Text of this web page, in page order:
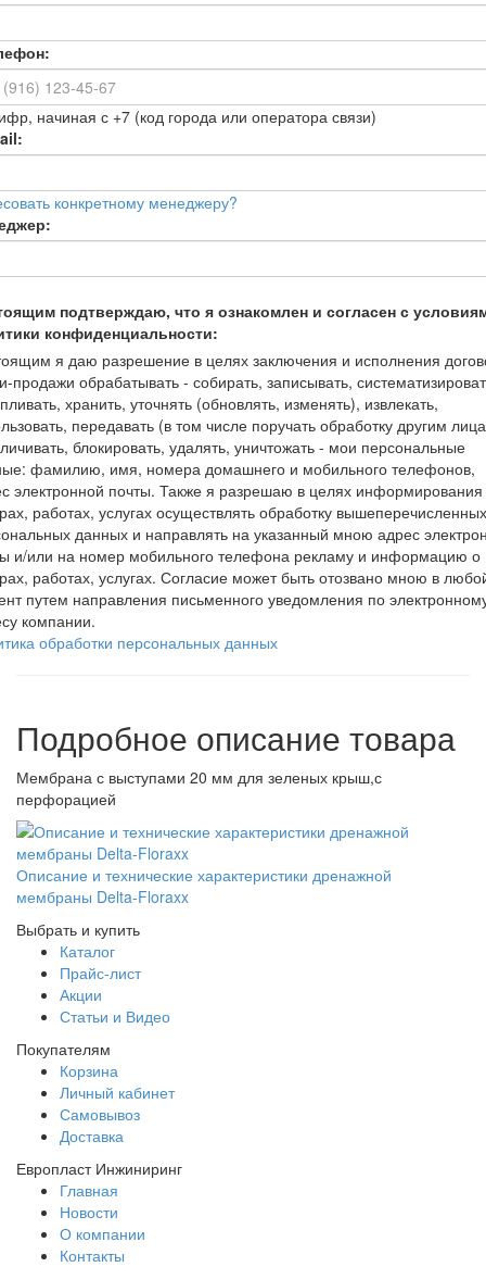
начиная с +7 (код города или оператора связи)
конкретному менеджеру?
подтверждаю, что я ознакомлен и согласен с
конфиденциальности:
я даю разрешение в целях заключения и исполнения
продажи обрабатывать - собирать, записывать,
хранить, уточнять (обновлять, изменять), извлекать,
передавать (в том числе поручать обработку другим
блокировать, удалять, уничтожать - мои персональные
фамилию, имя, номера домашнего и мобильного телефонов,
электронной почты. Также я разрешаю в целях
работах, услугах осуществлять обработку вышеперечисленных
данных и направлять на указанный мною адрес
и/или на номер мобильного телефона рекламу и информацию о
работах, услугах. Согласие может быть отозвано мною в
путем направления письменного уведомления по
компании.
обработки персональных данных
Подробное описание товара
Мембрана с выступами 20 мм для зеленых крыш,с
перфорацией
Описание и технические характеристики дренажной
мембраны Delta-Floraxx
Выбрать и купить
Каталог
Прайс-лист
Акции
Статьи и Видео
Покупателям
Корзина
Личный кабинет
Самовывоз
Доставка
Европласт Инжиниринг
Главная
Новости
О компании
Контакты